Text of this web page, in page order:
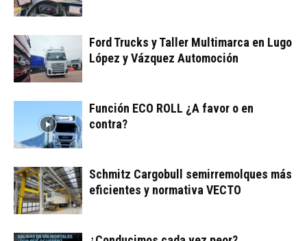
Ford Trucks y Taller Multimarca en Lugo
López y Vázquez Automoción
Función ECO ROLL ¿A favor o en
contra?
Schmitz Cargobull semirremolques más
eficientes y normativa VECTO